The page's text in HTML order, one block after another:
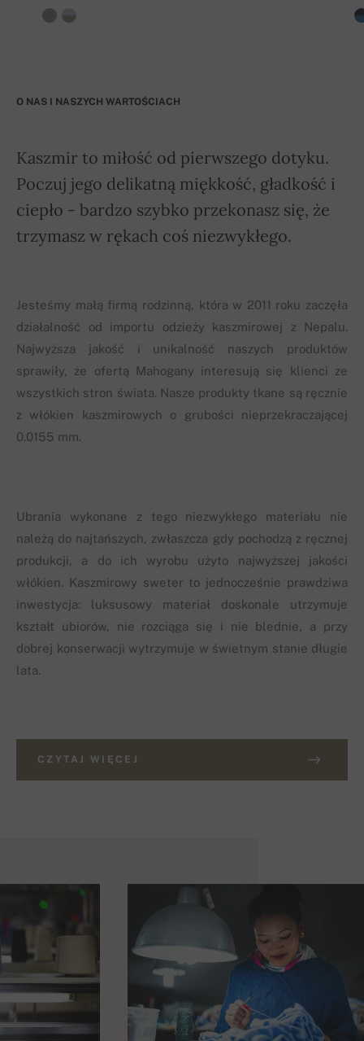
O NAS I NASZYCH WARTOŚCIACH
Kaszmir to miłość od pierwszego dotyku.
Poczuj jego delikatną miękkość, gładkość i
ciepło - bardzo szybko przekonasz się, że
trzymasz w rękach coś niezwykłego.
Jesteśmy małą firmą rodzinną, która w 2011 roku zaczęła
działalność od importu odzieży kaszmirowej z Nepalu.
Najwyższa jakość i unikalność naszych produktów
sprawiły, że ofertą Mahogany interesują się klienci ze
wszystkich stron świata. Nasze produkty tkane są ręcznie
z włókien kaszmirowych o grubości nieprzekraczającej
0.0155 mm.
Ubrania wykonane z tego niezwykłego materiału nie
należą do najtańszych, zwłaszcza gdy pochodzą z ręcznej
produkcji, a do ich wyrobu użyto najwyższej jakości
włókien. Kaszmirowy sweter to jednocześnie prawdziwa
inwestycja: luksusowy materiał doskonale utrzymuje
kształt ubiorów, nie rozciąga się i nie blednie, a przy
dobrej konserwacji wytrzymuje w świetnym stanie długie
lata.
CZYTAJ WIĘCEJ